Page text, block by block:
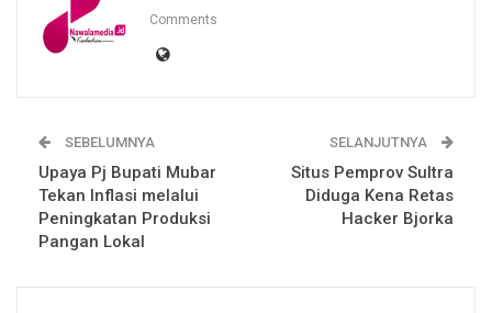
Comments
SEBELUMNYA
Upaya Pj Bupati Mubar
Tekan Inflasi melalui
Peningkatan Produksi
Pangan Lokal
SELANJUTNYA
Situs Pemprov Sultra
Diduga Kena Retas
Hacker Bjorka